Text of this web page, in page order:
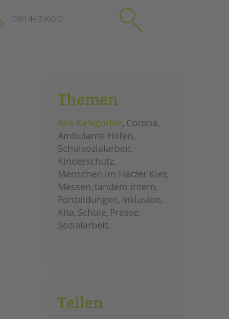
Impressum
Datenschutz
Hinweisgebersystem
Intranet
schließen
030 443360-0
SuchenThemen
Alle Kategorien Corona
Ambulante Hilfen
Schulsozialarbeit
Kinderschutz
Menschen im Harzer Kiez
Messen tandem intern
Fortbildungen Inklusion
Kita Schule Presse
Sozialarbeit
Teilen